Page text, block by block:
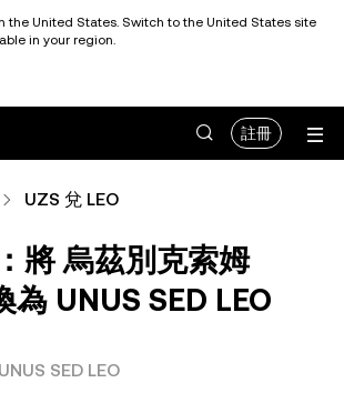
the United States. Switch to the United States site
in your region.
註冊
UZS 兌 LEO
將 烏茲別克索姆
為 UNUS SED LEO
SED LEO